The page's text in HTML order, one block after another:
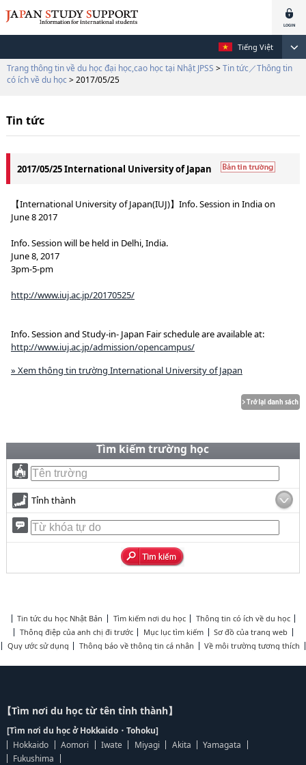
Tiếng Việt
Trang thông tin về du học đại học,cao học tại Nhật JPSS > Tin tức／Thông tin
có ích về du học > 2017/05/25
Tin tức
2017/05/25 International University of Japan
【International University of Japan(IUJ)】Info. Session in India on
June 8 2017
Info. Session will be held in Delhi, India.
June 8, 2017
3pm-5-pm
http://www.iuj.ac.jp/20170525/
Info. Session and Study-in- Japan Fair schedule are available at:
http://www.iuj.ac.jp/admission/opencampus/
» Xem thông tin trường International University of Japan
Tìm kiếm trường học
Tỉnh thành
Tin tức du học Nhật Bản Tìm kiếm nơi du học
Thông tin có ích về du học
Thông điệp của anh chị đi trước
Mục lục tìm kiếm
Sơ đồ của trang web
Quy ước sử dụng
Thông báo về thông tin cá nhân Về môi trường tương thích
【Tìm nơi du học từ tên tỉnh thành】
[Tìm nơi du học ở Hokkaido・Tohoku]
Hokkaido
Aomori Iwate Miyagi Akita
Yamagata
Fukushima